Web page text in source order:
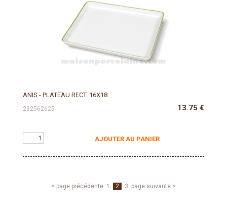
ANIS - PLATEAU RECT. 16X18
232562625 13.75 €
AJOUTER AU PANIER
< page précédente 1 2 3 page suivante >